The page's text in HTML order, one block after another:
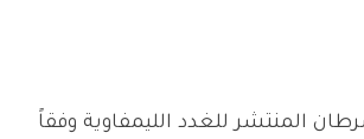
المنتشر للغدد الليمفاوية وفقاً